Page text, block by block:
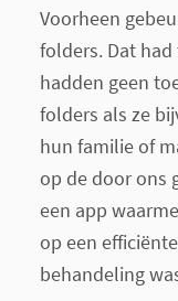
Voorheen
folders. Dat
hadden geen
folders als ze
hun familie of
op de door ons
een app
op een
behandeling